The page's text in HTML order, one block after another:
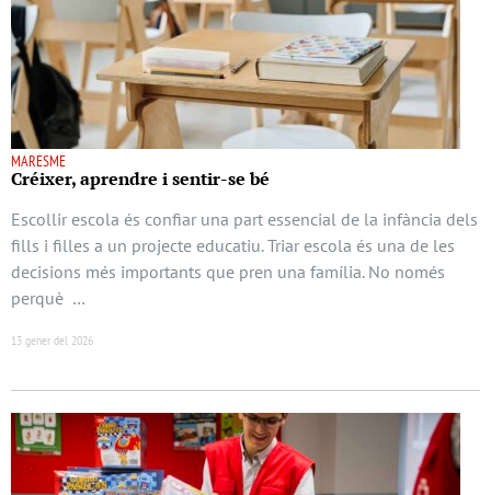
MARESME
Créixer, aprendre i sentir-se bé
Escollir escola és confiar una part essencial de la infància dels
fills i filles a un projecte educatiu. Triar escola és una de les
decisions més importants que pren una família. No només
perquè …
13 gener del 2026